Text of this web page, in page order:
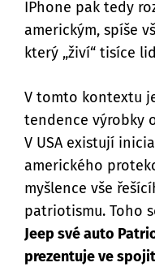
IPhone pak tedy
americkým, spíše
který „živí“ tisíce
V tomto kontextu
tendence výrobky
V USA existují
amerického
myšlence vše
patriotismu. Toho
Jeep své auto
prezentuje ve